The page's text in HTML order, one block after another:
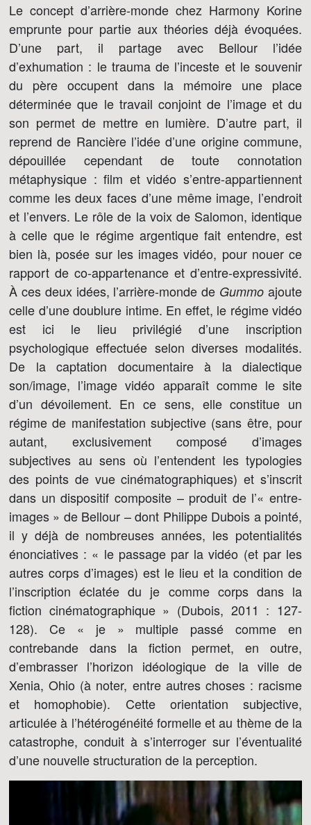
Le concept d’arrière-monde chez Harmony Korine
emprunte pour partie aux théories déjà évoquées.
D’une part, il partage avec Bellour l’idée
d’exhumation : le trauma de l’inceste et le souvenir
du père occupent dans la mémoire une place
déterminée que le travail conjoint de l’image et du
son permet de mettre en lumière. D’autre part, il
reprend de Rancière l’idée d’une origine commune,
dépouillée cependant de toute connotation
métaphysique : film et vidéo s’entre-appartiennent
comme les deux faces d’une même image, l’endroit
et l’envers. Le rôle de la voix de Salomon, identique
à celle que le régime argentique fait entendre, est
bien là, posée sur les images vidéo, pour nouer ce
rapport de co-appartenance et d’entre-expressivité.
À ces deux idées, l’arrière-monde de Gummo ajoute
celle d’une doublure intime. En effet, le régime vidéo
est ici le lieu privilégié d’une inscription
psychologique effectuée selon diverses modalités.
De la captation documentaire à la dialectique
son/image, l’image vidéo apparaît comme le site
d’un dévoilement. En ce sens, elle constitue un
régime de manifestation subjective (sans être, pour
autant, exclusivement composé d’images
subjectives au sens où l’entendent les typologies
des points de vue cinématographiques) et s’inscrit
dans un dispositif composite – produit de l’« entre-
images » de Bellour – dont Philippe Dubois a pointé,
il y déjà de nombreuses années, les potentialités
énonciatives : « le passage par la vidéo (et par les
autres corps d’images) est le lieu et la condition de
l’inscription éclatée du je comme corps dans la
fiction cinématographique » (Dubois, 2011 : 127-
128). Ce « je » multiple passé comme en
contrebande dans la fiction permet, en outre,
d’embrasser l’horizon idéologique de la ville de
Xenia, Ohio (à noter, entre autres choses : racisme
et homophobie). Cette orientation subjective,
articulée à l’hétérogénéité formelle et au thème de la
catastrophe, conduit à s’interroger sur l’éventualité
d’une nouvelle structuration de la perception.